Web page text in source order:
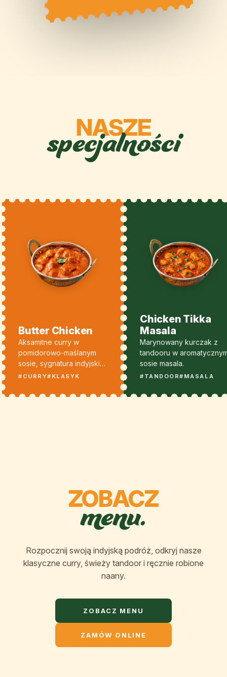
NASZE
specjalności
Butter Chicken
Aksamitne curry w
pomidorowo-maślanym
sosie, sygnatura indyjskiej
kuchni.
#CURRY#KLASYK
Chicken Tikka
Masala
Marynowany kurczak z
tandooru w
sosie masala.
#TANDOOR#MASALA
ZOBACZ
menu.
Rozpocznij swoją indyjską podróż, odkryj nasze
klasyczne curry, świeży tandoor i ręcznie robione
naany.
ZOBACZ MENU
ZAMÓW ONLINE